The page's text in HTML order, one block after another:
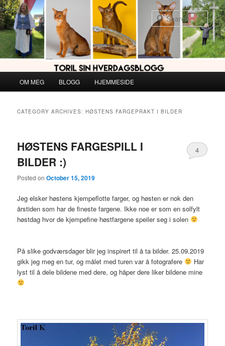
Skip
to
primary
content
Skip
to
secondary
content
OM MEG BLOGG HJEMMESIDE
CATEGORY ARCHIVES:HØSTENS FARGEPRAKT I BILDER
HØSTENS FARGESPILL I
BILDER :)
Posted onOctober 15, 2019
4
Jeg elsker høstens kjempeflotte farger, og høsten er nok den
årstiden som har de fineste fargene. Ikke noe er som en solfylt
høstdag hvor de kjempefine høstfargene speiler seg i solen
På slike godværsdager blir jeg inspirert til å ta bilder. 25.09.2019
gikk jeg meg en tur, og målet med turen var å fotografere
Har
lyst til å dele bildene med dere, og håper dere liker bildene mine